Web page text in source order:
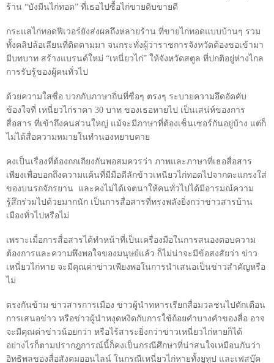
ร้าน “บังมีนไก่ทอด” ที่เธอไปซื้อไก่ขายดิบขายดี
กระแสไก่ทอดฟีเวอร์ยังส่งผลถึงหลายร้าน ที่ขายไก่ทอดแบบบ้านๆ รวม
ทั้งคลิปล้อเลียนที่ติดตามมา จนกระทั่งผู้ว่าราชการจังหวัดต้องขอเข้ามา
มีบทบาท สร้างแบรนด์ใหม่ “เหนี่ยวไก่” ให้จังหวัดสตูล ที่ปกติอยู่ห่างไกล
การรับรู้ของผู้คนทั่วไป
ด้วยความใสซื่อ บวกกับภาษาถิ่นที่ซื่อๆ ตรงๆ ระบายความอึดอัดคับ
ข้องใจที่ เหนี่ยวไก่ราคา 30 บาท ของเธอหายไป เป็นเสน่ห์ของการ
สื่อสาร ที่เข้าถึงคนส่วนใหญ่ แม้จะมีภาษาที่ต้องเซ็นเซอร์กันอยู่บ้าง แต่ก็
ไม่ได้สื่อความหมายในทำนองหยาบคาย
คงเป็นเรื่องที่ต้องถกเถียงกันพอสมควรว่า ภาพและภาษาที่เธอสื่อสาร
เพียงเพื่อบอกถึงความแค้นที่มีมือดีลักข้าวเหนียวไก่ทอดไปจากตะแกรงใส่
ของบนรถจักรยาน
และคงไม่ได้เจตนาให้คนทั่วไปได้มีอารมณ์ความ
รู้สึกร่วมไปด้วยมากนัก เป็นการสื่อสารที่ทรงพลังยิ่งกว่าข่าวสารบ้าน
เมืองทั่วไปหรือไม่
เพราะเมื่อการสื่อสารได้ทำหน้าที่เป็นเครื่องมือในการสนองตอบความ
ต้องการและความพึงพอใจของมนุษย์แล้ว ก็ไม่น่าจะมีข้อสงสัยว่า ข่าว
เหนี่ยวไก่หาย จะมีคุณค่าข่าวเพียงพอในการนำเสนอเป็นข่าวสำคัญหรือ
ไม่
ตรงกันข้าม ข่าวสารการเมือง ข่าวผู้นำทหารเรียกสื่อมวลชนไปตักเตือน
การเสนอข่าว หรือข่าวผู้นำหงุดหงิดกับการใช้ถ้อยคำบางคำของสื่อ อาจ
จะมีคุณค่าข่าวน้อยกว่า หรือไร้สาระยิ่งกว่าข่าวเหนี่ยวไก่หายก็ได้
อย่างไรก็ตามปรากฎการณ์นี้ก็คงเป็นกรณีศึกษาที่น่าสนใจเหมือนกันว่า
อิทธิพลของสื่อสังคมออนไลน์ ในกรณีเหนี่ยวไก่หายทั้งยูทูป และเฟสบุ๊ค